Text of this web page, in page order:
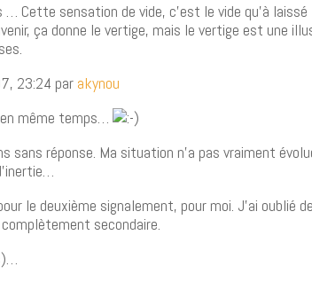
Cette sensation de vide, c’est le vide qu’à laissé
ça donne le vertige, mais le vertige est une
23:24 par akynou
en même temps…
sans réponse. Ma situation n’a pas vraiment
le deuxième signalement, pour moi. J’ai oublié
secondaire.